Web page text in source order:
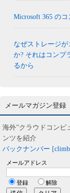
Microsoft 365 の
なぜストレージ
か? それはコンプ
るから
メールマガジン登録
海外”クラウドコンピ
ンツを紹介
バックナンバー